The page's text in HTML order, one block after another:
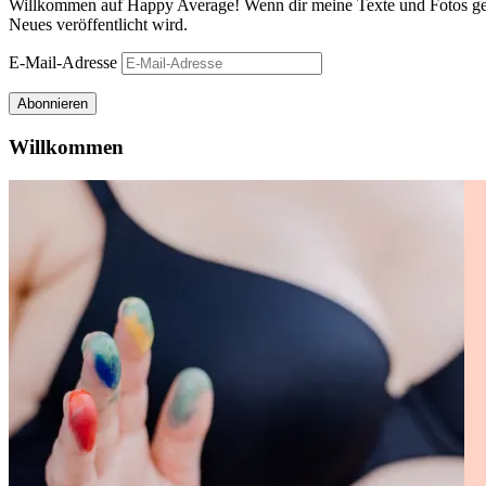
Willkommen auf Happy Average! Wenn dir meine Texte und Fotos
Neues veröffentlicht wird.
E-Mail-Adresse
Abonnieren
Willkommen